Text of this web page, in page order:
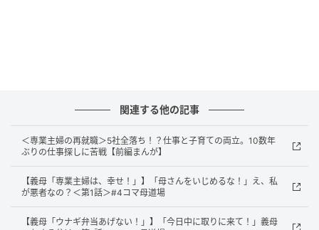
出典：select.mamastar.jp
関連する他の記事
＜専業主婦の再就職＞5社全落ち！？仕事と子育ての両立。10数年
ぶりの仕事探しに苦戦【前編まんが】
【義母「専業主婦は、幸せ！」】「母さんをいじめるな！」え、私
が悪者なの？＜第1話＞#4コマ母道場
【義母「ウナギ弁当あげない！」】「今日中に取りに来て！」義母